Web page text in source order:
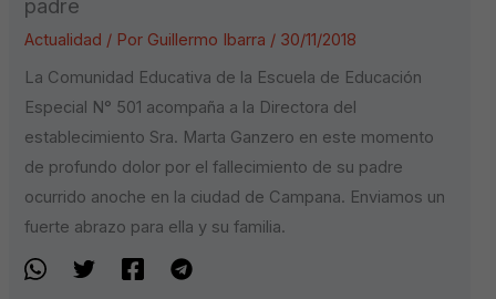
padre
Actualidad / Por Guillermo Ibarra / 30/11/2018
La Comunidad Educativa de la Escuela de Educación
Especial N° 501 acompaña a la Directora del
establecimiento Sra. Marta Ganzero en este momento
de profundo dolor por el fallecimiento de su padre
ocurrido anoche en la ciudad de Campana. Enviamos un
fuerte abrazo para ella y su familia.